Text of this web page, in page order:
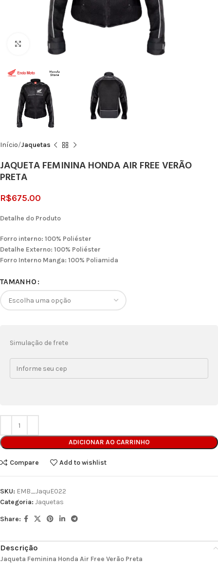
Click to enlarge
Início Jaquetas
JAQUETA FEMININA HONDA AIR FREE VERÃO
PRETA
R$675.00
Detalhe do Produto
Forro interno: 100% Poliéster
Detalhe Externo: 100% Poliéster
Forro Interno Manga: 100% Poliamida
TAMANHO
Simulação de frete
ADICIONAR AO CARRINHO
Compare Add to wishlist
SKU: EMB_JaquE022
Categoria: Jaquetas
Share:
Descrição
Jaqueta Feminina Honda Air Free Verão Preta